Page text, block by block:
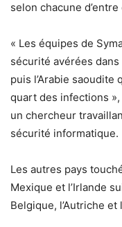
selon chacune d’entre
« Les équipes de
sécurité avérées
puis l’Arabie
quart des infections »,
un chercheur
sécurité informatique.
Les autres pays
Mexique et l’Irlande
Belgique, l’Autriche et